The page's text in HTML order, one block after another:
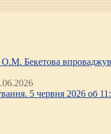
О.М. Бекетова
5 червня 2026 об